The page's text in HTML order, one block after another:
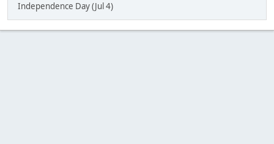
Independence Day (Jul 4)